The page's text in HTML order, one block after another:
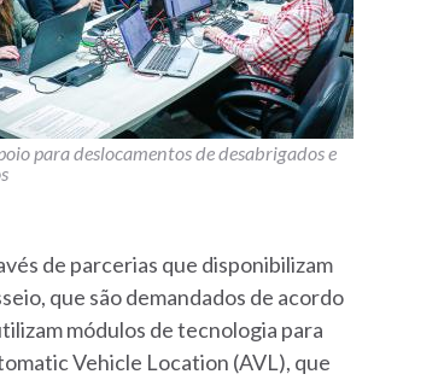
para deslocamentos de desabrigados e
de parcerias que disponibilizam
que são demandados de acordo
módulos de tecnologia para
Vehicle Location (AVL), que